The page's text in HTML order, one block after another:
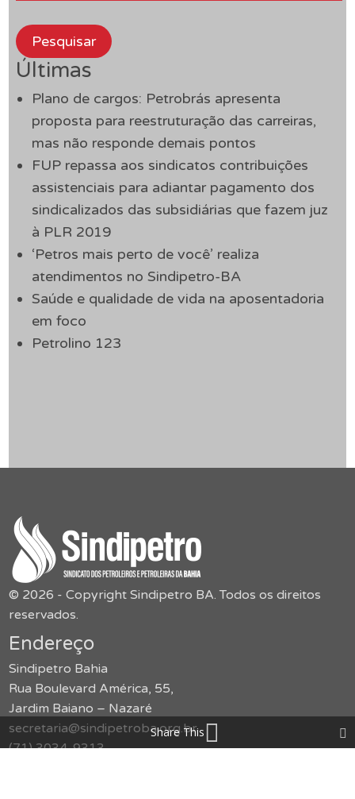
Pesquisar
Últimas
Plano de cargos: Petrobrás apresenta
proposta para reestruturação das carreiras,
mas não responde demais pontos
FUP repassa aos sindicatos contribuições
assistenciais para adiantar pagamento dos
sindicalizados das subsidiárias que fazem juz
à PLR 2019
‘Petros mais perto de você’ realiza
atendimentos no Sindipetro-BA
Saúde e qualidade de vida na aposentadoria
em foco
Petrolino 123
© 2026 - Copyright Sindipetro BA. Todos os direitos
reservados.
Endereço
Sindipetro Bahia
Rua Boulevard América, 55,
Jardim Baiano – Nazaré
secretaria@sindipetroba.org.br
(71) 3034-9313
Share This